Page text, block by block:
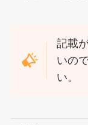
記載
いの
い。